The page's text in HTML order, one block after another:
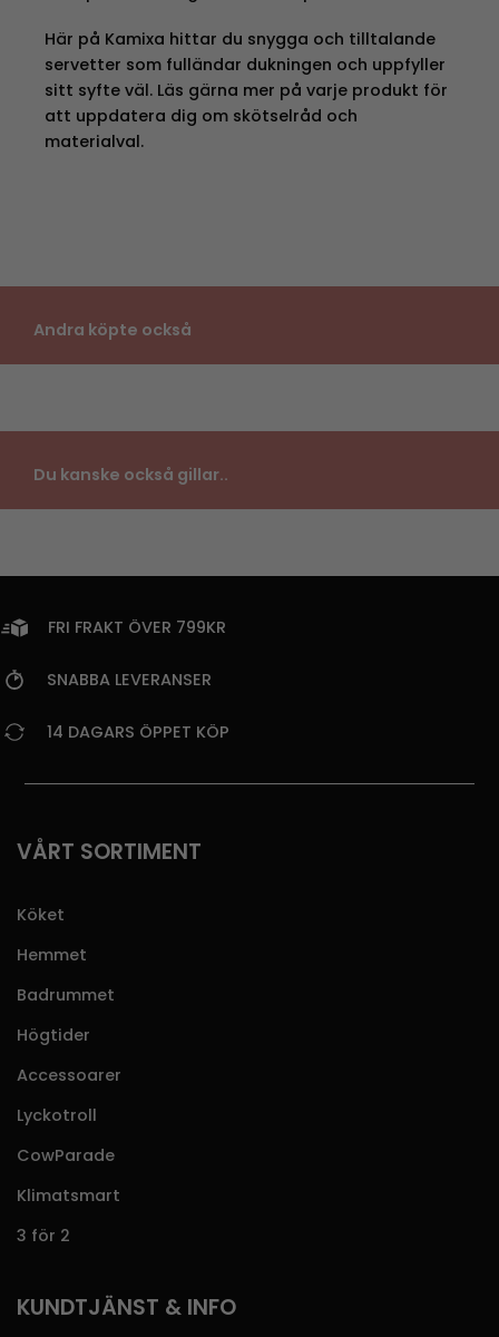
Här på Kamixa hittar du snygga och tilltalande
servetter som fulländar dukningen och uppfyller
sitt syfte väl. Läs gärna mer på varje produkt för
att uppdatera dig om skötselråd och
materialval.
Andra köpte också
Du kanske också gillar..
FRI FRAKT ÖVER 799KR
SNABBA LEVERANSER
14 DAGARS ÖPPET KÖP
VÅRT SORTIMENT
Köket
Hemmet
Badrummet
Högtider
Accessoarer
Lyckotroll
CowParade
Klimatsmart
3 för 2
KUNDTJÄNST & INFO